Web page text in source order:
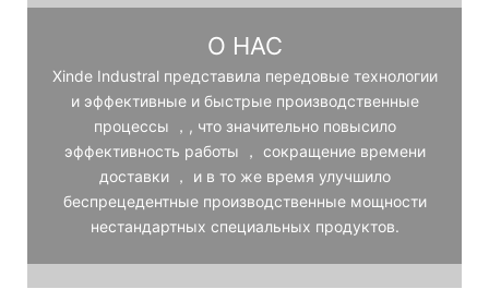
О НАС
Xinde Industral представила передовые технологии
и эффективные и быстрые производственные
процессы ，, что значительно повысило
эффективность работы ， сокращение времени
доставки ， и в то же время улучшило
беспрецедентные производственные мощности
нестандартных специальных продуктов.